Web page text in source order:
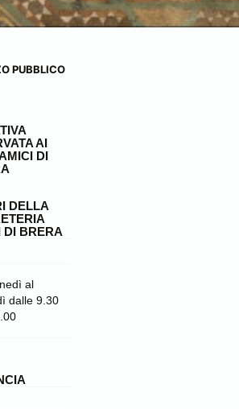
PUBBLICO
AI
DI
DELLA
DI BRERA
al
dalle 9.30